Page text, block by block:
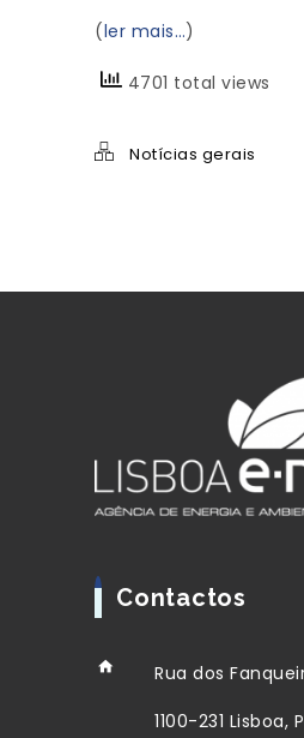
(ler mais…)
4701 total views
Notícias gerais
Contactos
Rua dos
1100-231 Lisboa,